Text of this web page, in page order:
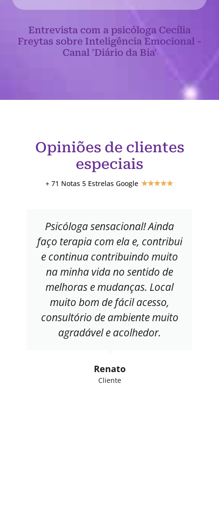
Entrevista com a psicóloga Cecília
Freytas sobre Inteligência Emocional -
Canal 'Diário da Bia'
Opiniões de clientes
especiais
+ 71 Notas 5 Estrelas Google ★★★★★
Psicóloga sensacional! Ainda
faço terapia com ela e, contribui
e continua contribuindo muito
na minha vida no sentido de
melhoras e mudanças. Local
muito bom de fácil acesso,
consultório de ambiente muito
agradável e acolhedor.
Renato
Cliente